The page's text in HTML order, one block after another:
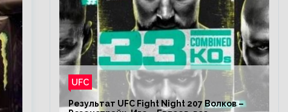
UFC
Результат UFC Fight Night 207 Волков –